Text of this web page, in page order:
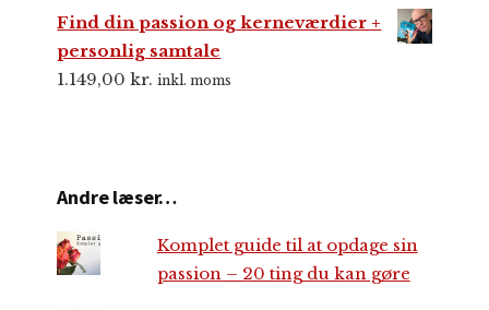
Find din passion og kerneværdier +
personlig samtale
1.149,00kr. inkl. moms
Andre læser…
Komplet guide til at opdage sin
passion – 20 ting du kan gøre